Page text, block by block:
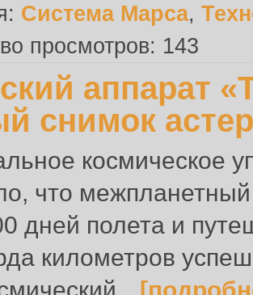
Система Марса,
просмотров: 143
аппарат
снимок
космическое
что
дней полета и
километров